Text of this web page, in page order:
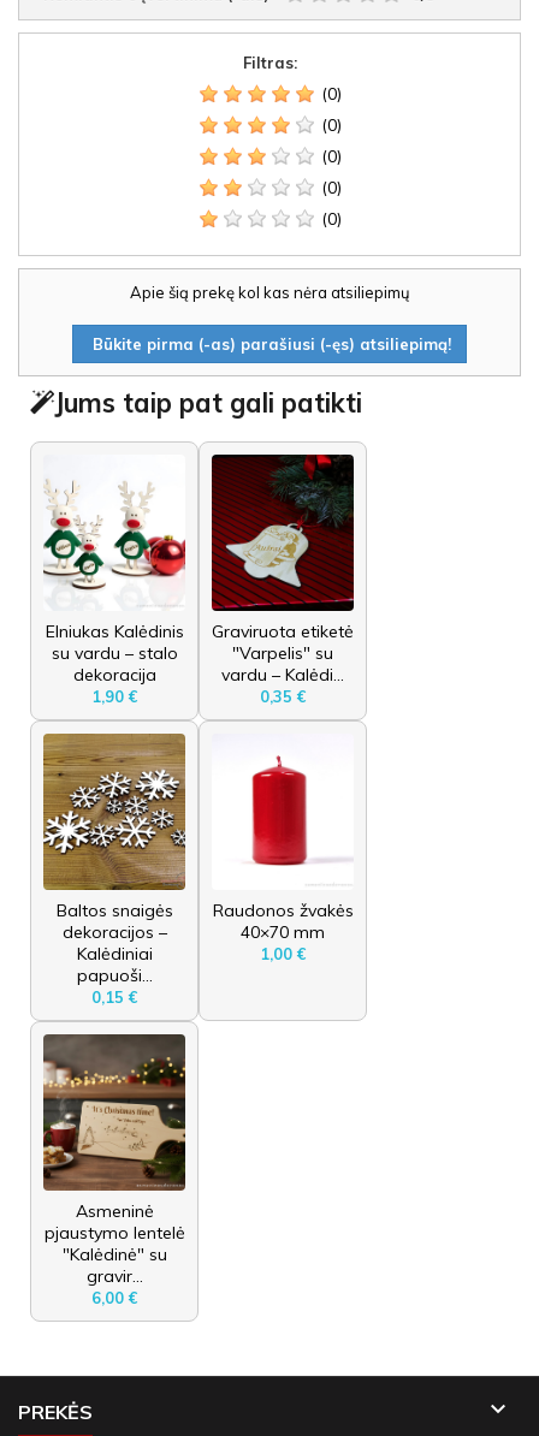
Filtras:
(0)
(0)
(0)
(0)
(0)
Apie šią prekę kol kas nėra atsiliepimų
Būkite pirma (-as) parašiusi (-ęs) atsiliepimą!
Jums taip pat gali patikti
Elniukas Kalėdinis
su vardu – stalo
dekoracija
1,90 €
Graviruota etiketė
"Varpelis" su
vardu – Kalėdi...
0,35 €
Baltos snaigės
dekoracijos –
Kalėdiniai
papuoši...
0,15 €
Raudonos žvakės
40×70 mm
1,00 €
Asmeninė
pjaustymo lentelė
"Kalėdinė" su
gravir...
6,00 €
PREKĖS 